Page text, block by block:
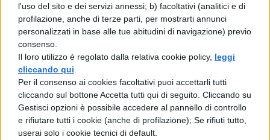
l'uso del sito e dei servizi annessi; b) facoltativi (analitici e di
profilazione, anche di terze parti, per mostrarti annunci
personalizzati in base alle tue abitudini di navigazione) previo
consenso.
Il loro utilizzo è regolato dalla relativa cookie policy, leggi
cliccando qui
Per il consenso ai cookies facoltativi puoi accettarli tutti
cliccando sul bottone Accetta tutti qui di seguito. Cliccando su
Gestisci opzioni è possibile accedere al pannello di controllo
e rifiutare tutti i cookie (anche di profilazione); Se rifiuti tutto,
userai solo i cookie tecnici di default.
NEWS SCUOLA
TFA sostegno 2026, attesa per il
decreto del Mur: requisiti e iter
dei bandi
NEWS SCUOLA
Calendario scolastico 2026/27,
le date di inizio lezioni regione